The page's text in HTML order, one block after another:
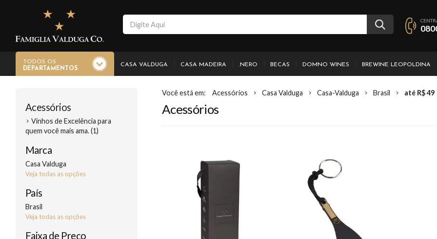
TODOS OS
DEPARTAMENTOS
CASA VALDUGA CASA MADEIRA .NERO BECAS DOMNO WINES BREWINE LEOPOLDINA
Acessórios
Vinhos de Excelência para
quem você mais ama. (1)
Marca
Casa Valduga
Veja todas as opções
País
Brasil
Veja todas as opções
Faixa de Preço
Acessórios Casa Valduga Casa-Valduga Brasil até R$ 49
Acessórios